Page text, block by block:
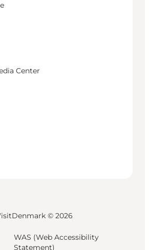
Center
© 2026
WAS (Web Accessibility
Statement)